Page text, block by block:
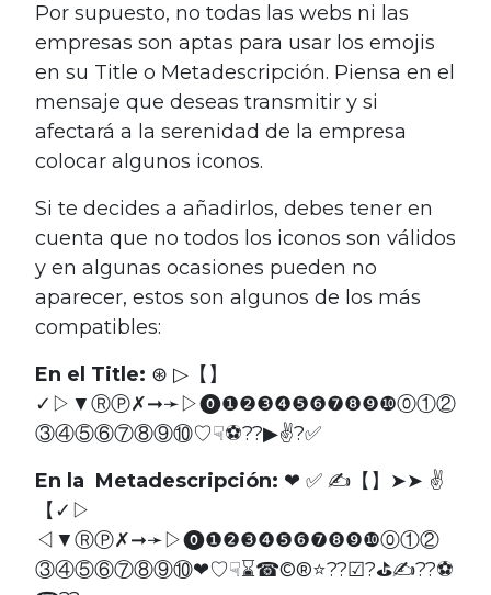
Por supuesto, no todas las webs ni las
empresas son aptas para usar los emojis
en su Title o Metadescripción. Piensa en el
mensaje que deseas transmitir y si
afectará a la serenidad de la empresa
colocar algunos iconos.
Si te decides a añadirlos, debes tener en
cuenta que no todos los iconos son válidos
y en algunas ocasiones pueden no
aparecer, estos son algunos de los más
compatibles:
En el Title: ⊛ ▷【】
✓▷▼ⓇⓅ✗➞➛▷⓿❶❷❸❹❺❻❼❽❾❿⓪①②
③④⑤⑥⑦⑧⑨⑩♡☟⚽??▶✌?✅
En la Metadescripción: ❤ ✅ ✍【】➤➤ ✌
【✓▷
◁▼ⓇⓅ✗➞➛▷⓿❶❷❸❹❺❻❼❽❾❿⓪①②
③④⑤⑥⑦⑧⑨⑩❤♡☟⌛☎©®⭐??☑?⛳✍??⚽